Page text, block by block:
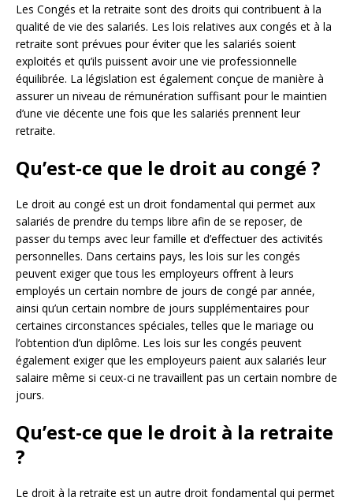
Les Congés et la retraite sont des droits qui contribuent à la
qualité de vie des salariés. Les lois relatives aux congés et à la
retraite sont prévues pour éviter que les salariés soient
exploités et qu’ils puissent avoir une vie professionnelle
équilibrée. La législation est également conçue de manière à
assurer un niveau de rémunération suffisant pour le maintien
d’une vie décente une fois que les salariés prennent leur
retraite.
Qu’est-ce que le droit au congé ?
Le droit au congé est un droit fondamental qui permet aux
salariés de prendre du temps libre afin de se reposer, de
passer du temps avec leur famille et d’effectuer des activités
personnelles. Dans certains pays, les lois sur les congés
peuvent exiger que tous les employeurs offrent à leurs
employés un certain nombre de jours de congé par année,
ainsi qu’un certain nombre de jours supplémentaires pour
certaines circonstances spéciales, telles que le mariage ou
l’obtention d’un diplôme. Les lois sur les congés peuvent
également exiger que les employeurs paient aux salariés leur
salaire même si ceux-ci ne travaillent pas un certain nombre de
jours.
Qu’est-ce que le droit à la retraite
?
Le droit à la retraite est un autre droit fondamental qui permet